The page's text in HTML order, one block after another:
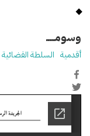
وسومـــــ
أقدمية السلطة القضائية